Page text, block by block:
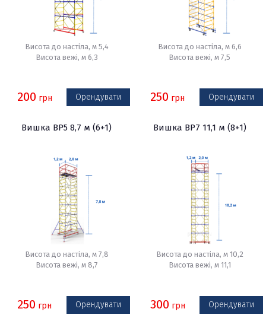
Висота до настіла, м 5,4
Висота вежі, м 6,3
200 грн Орендувати
Висота до настіла, м 6,6
Висота вежі, м 7,5
250 грн Орендувати
Вишка ВР5 8,7 м (6+1)
Висота до настіла, м 7,8
Висота вежі, м 8,7
250 грн Орендувати
Вишка ВР7 11,1 м (8+1)
Висота до настіла, м 10,2
Висота вежі, м 11,1
300 грн Орендувати